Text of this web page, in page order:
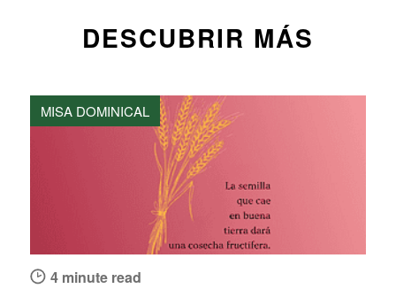
DESCUBRIR MÁS
MISA DOMINICAL
4 minute read